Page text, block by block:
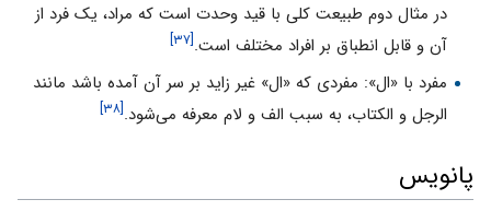
در مثال دوم طبیعت کلی با قید وحدت است که مراد، یک فرد از
آن و قابل انطباق بر افراد مختلف است.[۳۷]
مفرد با «ال»: مفردی که «ال» غیر زاید بر سر آن آمده باشد مانند
الرجل و الکتاب، به سبب الف و لام معرفه می‌شود.[۳۸]
پانویس